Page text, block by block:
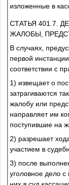
изложенные в
СТАТЬЯ 401.7.
ЖАЛОБЫ,
В случаях,
первой
соответствии с
1) извещает о
затрагиваются
жалобу или
направляет им
поступившие на
2) разрешает
участием в
3) после
уголовное дело